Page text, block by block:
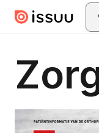
Skip to main content